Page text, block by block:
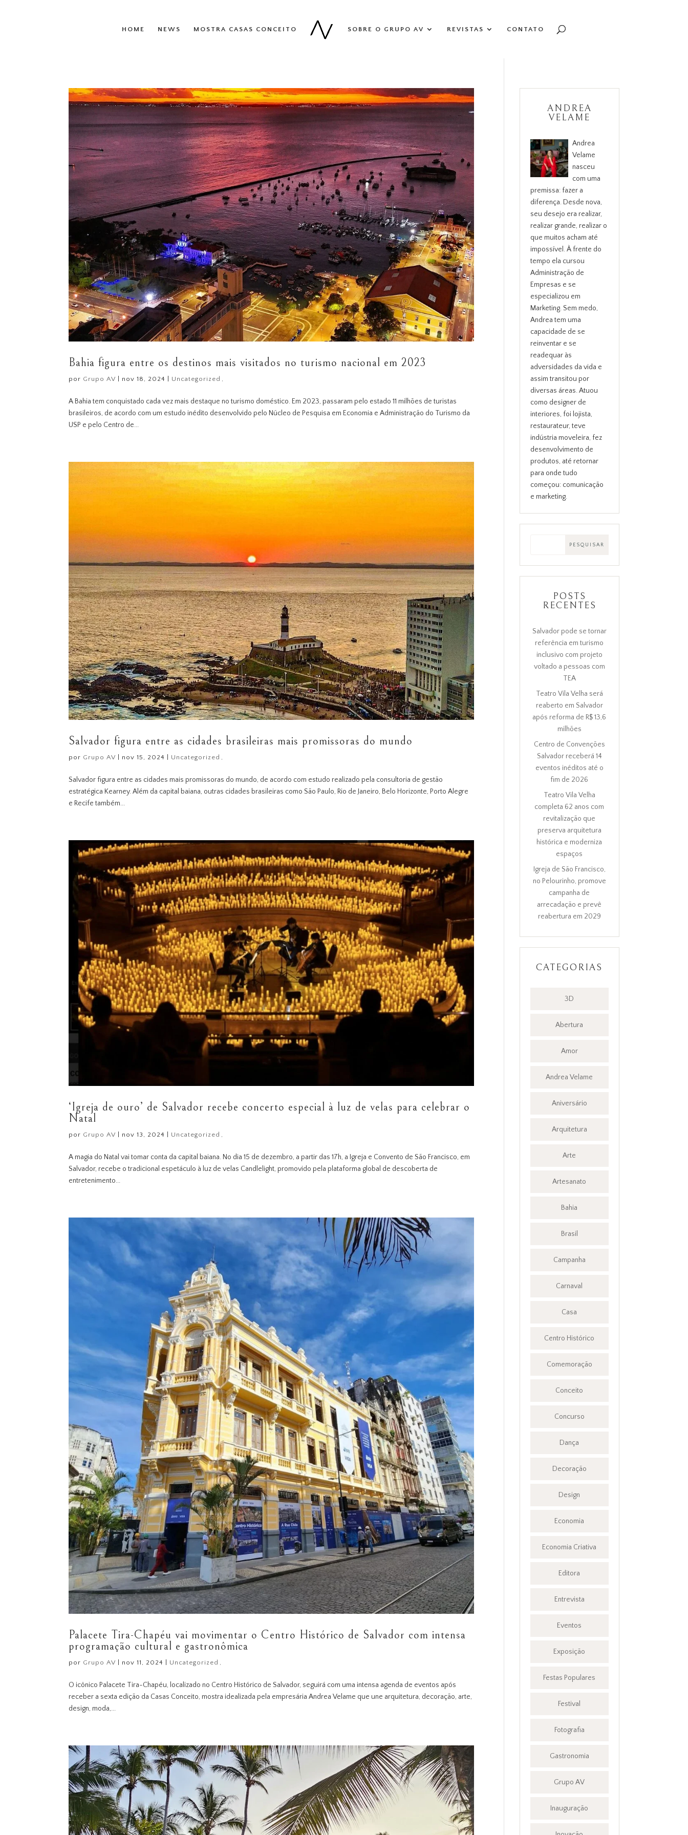
HOME NEWS MOSTRA CASAS CONCEITO SOBRE O GRUPO AV REVISTAS CONTATO
Bahia figura entre os destinos mais visitados no turismo nacional em 2023
por Grupo AV nov 18, 2024 Uncategorized
A Bahia tem conquistado cada vez mais destaque no turismo doméstico. Em 2023, passaram pelo estado 11 milhões de turistas
brasileiros, de acordo com um estudo inédito desenvolvido pelo Núcleo de Pesquisa em Economia e Administração do Turismo da
USP e pelo Centro de...
Salvador figura entre as cidades brasileiras mais promissoras do mundo
por Grupo AV nov 15, 2024 Uncategorized
Salvador figura entre as cidades mais promissoras do mundo, de acordo com estudo realizado pela consultoria de gestão
estratégica Kearney. Além da capital baiana, outras cidades brasileiras como São Paulo, Rio de Janeiro, Belo Horizonte, Porto Alegre
e Recife também...
‘Igreja de ouro’ de Salvador recebe concerto especial à luz de velas para celebrar o
Natal
por Grupo AV nov 13, 2024 Uncategorized
A magia do Natal vai tomar conta da capital baiana. No dia 15 de dezembro, a partir das 17h, a Igreja e Convento de São Francisco, em
Salvador, recebe o tradicional espetáculo à luz de velas Candlelight, promovido pela plataforma global de descoberta de
entretenimento...
Palacete Tira-Chapéu vai movimentar o Centro Histórico de Salvador com intensa
programação cultural e gastronômica
por Grupo AV nov 11, 2024 Uncategorized
O icônico Palacete Tira-Chapéu, localizado no Centro Histórico de Salvador, seguirá com uma intensa agenda de eventos após
receber a sexta edição da Casas Conceito, mostra idealizada pela empresária Andrea Velame que une arquitetura, decoração, arte,
design, moda,...
ANDREA
VELAME
Andrea
Velame
nasceu
com uma
premissa: fazer a
diferença. Desde nova,
seu desejo era realizar,
realizar grande, realizar o
que muitos acham até
impossível. À frente do
tempo ela cursou
Administração de
Empresas e se
especializou em
Marketing. Sem medo,
Andrea tem uma
capacidade de se
reinventar e se
readequar às
adversidades da vida e
assim transitou por
diversas áreas. Atuou
como designer de
interiores, foi lojista,
restaurateur, teve
indústria moveleira, fez
desenvolvimento de
produtos, até retornar
para onde tudo
começou: comunicação
e marketing.
POSTS
RECENTES
Salvador pode se tornar
referência em turismo
inclusivo com projeto
voltado a pessoas com
TEA
Teatro Vila Velha será
reaberto em Salvador
após reforma de R$ 13,6
milhões
Centro de Convenções
Salvador receberá 14
eventos inéditos até o
fim de 2026
Teatro Vila Velha
completa 62 anos com
revitalização que
preserva arquitetura
histórica e moderniza
espaços
Igreja de São Francisco,
no Pelourinho, promove
campanha de
arrecadação e prevê
reabertura em 2029
CATEGORIAS
3D
Abertura
Amor
Andrea Velame
Aniversário
Arquitetura
Arte
Artesanato
Bahia
Brasil
Campanha
Carnaval
Casa
Centro Histórico
Comemoração
Conceito
Concurso
Dança
Decoração
Design
Economia
Economia Criativa
Editora
Entrevista
Eventos
Exposição
Festas Populares
Festival
Fotografia
Gastronomia
Grupo AV
Inauguração